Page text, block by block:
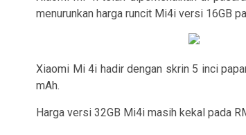
menurunkan harga runcit Mi4i versi 16GB
Xiaomi Mi 4i hadir dengan skrin 5 inci
mAh.
Harga versi 32GB Mi4i masih kekal pada